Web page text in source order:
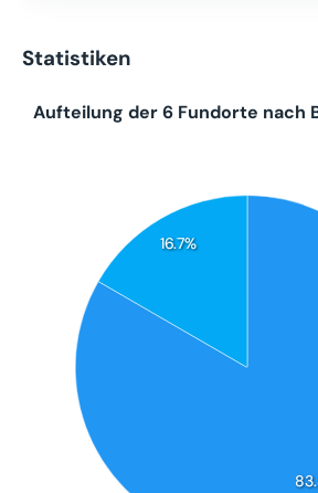
Statistiken
16.7%
Aufteilung der 6 Fundorte nach